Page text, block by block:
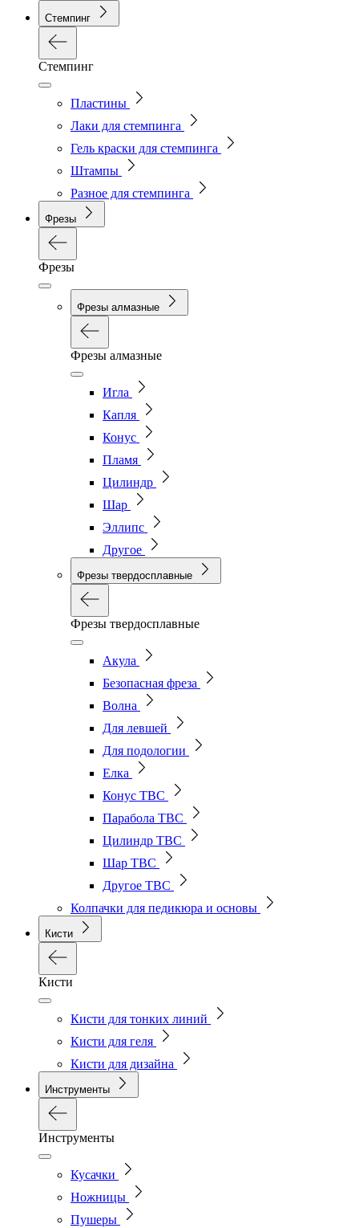
Стемпинг
Стемпинг
Пластины
Лаки для стемпинга
Гель краски для стемпинга
Штампы
Разное для стемпинга
Фрезы
Фрезы
Фрезы алмазные
Фрезы алмазные
Игла
Капля
Конус
Пламя
Цилиндр
Шар
Эллипс
Другое
Фрезы твердосплавные
Фрезы твердосплавные
Акула
Безопасная фреза
Волна
Для левшей
Для подологии
Елка
Конус ТВС
Парабола ТВС
Цилиндр ТВС
Шар ТВС
Другое ТВС
Колпачки для педикюра и основы
Кисти
Кисти
Кисти для тонких линий
Кисти для геля
Кисти для дизайна
Инструменты
Инструменты
Кусачки
Ножницы
Пушеры